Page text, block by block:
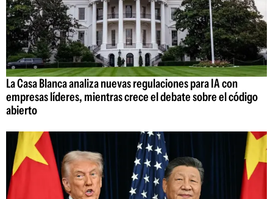
La Casa Blanca analiza nuevas regulaciones para IA con
empresas líderes, mientras crece el debate sobre el código
abierto